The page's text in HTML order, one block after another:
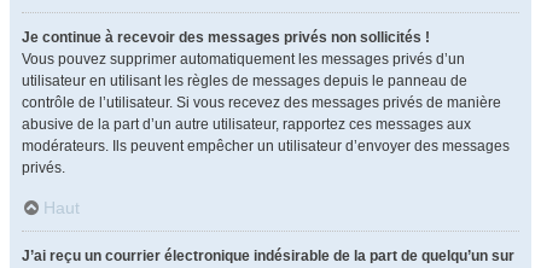
Je continue à recevoir des messages privés non sollicités !
Vous pouvez supprimer automatiquement les messages privés d’un
utilisateur en utilisant les règles de messages depuis le panneau de
contrôle de l’utilisateur. Si vous recevez des messages privés de manière
abusive de la part d’un autre utilisateur, rapportez ces messages aux
modérateurs. Ils peuvent empêcher un utilisateur d’envoyer des messages
privés.
Haut
J’ai reçu un courrier électronique indésirable de la part de quelqu’un sur